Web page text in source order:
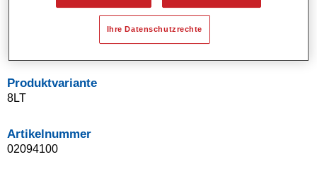
Kann mit allen Standofleet -Decklacken überlackiert
Can be overcoated with all Standofleet topcoats.
Produktvariante
8LT
Artikelnummer
02094100
Ihre Datenschutzrechte